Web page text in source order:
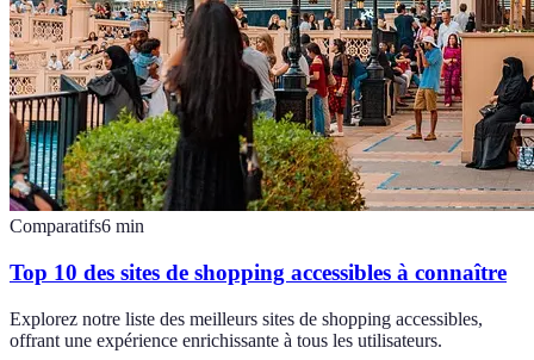
Comparatifs6 min
Top 10 des sites de shopping accessibles à connaître
Explorez notre liste des meilleurs sites de shopping accessibles,
offrant une expérience enrichissante à tous les utilisateurs.